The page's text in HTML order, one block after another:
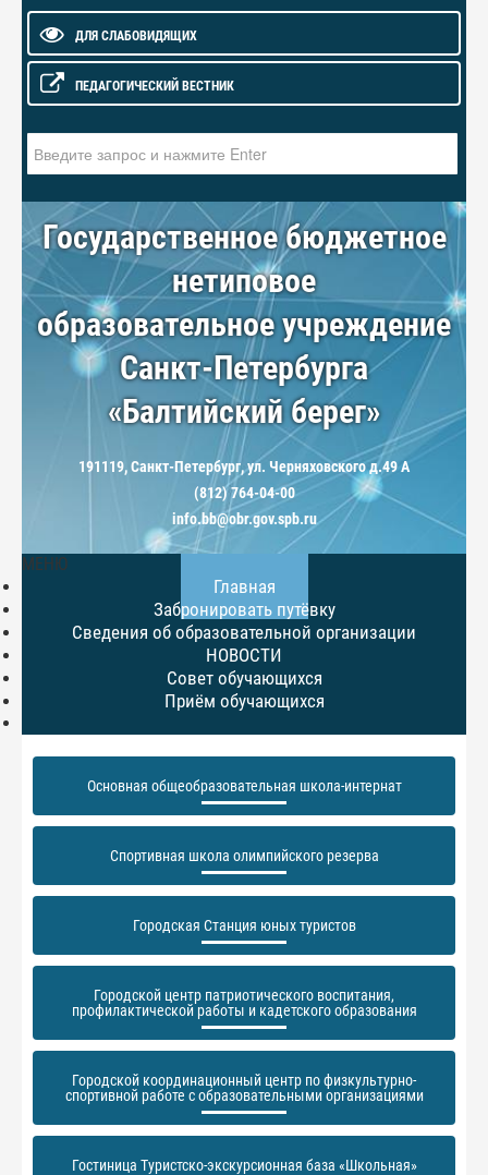
ДЛЯ СЛАБОВИДЯЩИХ
ПЕДАГОГИЧЕСКИЙ ВЕСТНИК
Государственное бюджетное
нетиповое
образовательное учреждение
Санкт-Петербурга
«Балтийский берег»
191119, Санкт-Петербург, ул. Черняховского д.49 А
(812) 764-04-00
info.bb@obr.gov.spb.ru
МЕНЮ
Главная
Забронировать путёвку
Сведения об образовательной организации
НОВОСТИ
Совет обучающихся
Приём обучающихся
Основная общеобразовательная школа-интернат
Спортивная школа олимпийского резерва
Городская Станция юных туристов
Городской центр патриотического воспитания,
профилактической работы и кадетского образования
Городской координационный центр по физкультурно-
спортивной работе с образовательными организациями
Гостиница Туристско-экскурсионная база «Школьная»